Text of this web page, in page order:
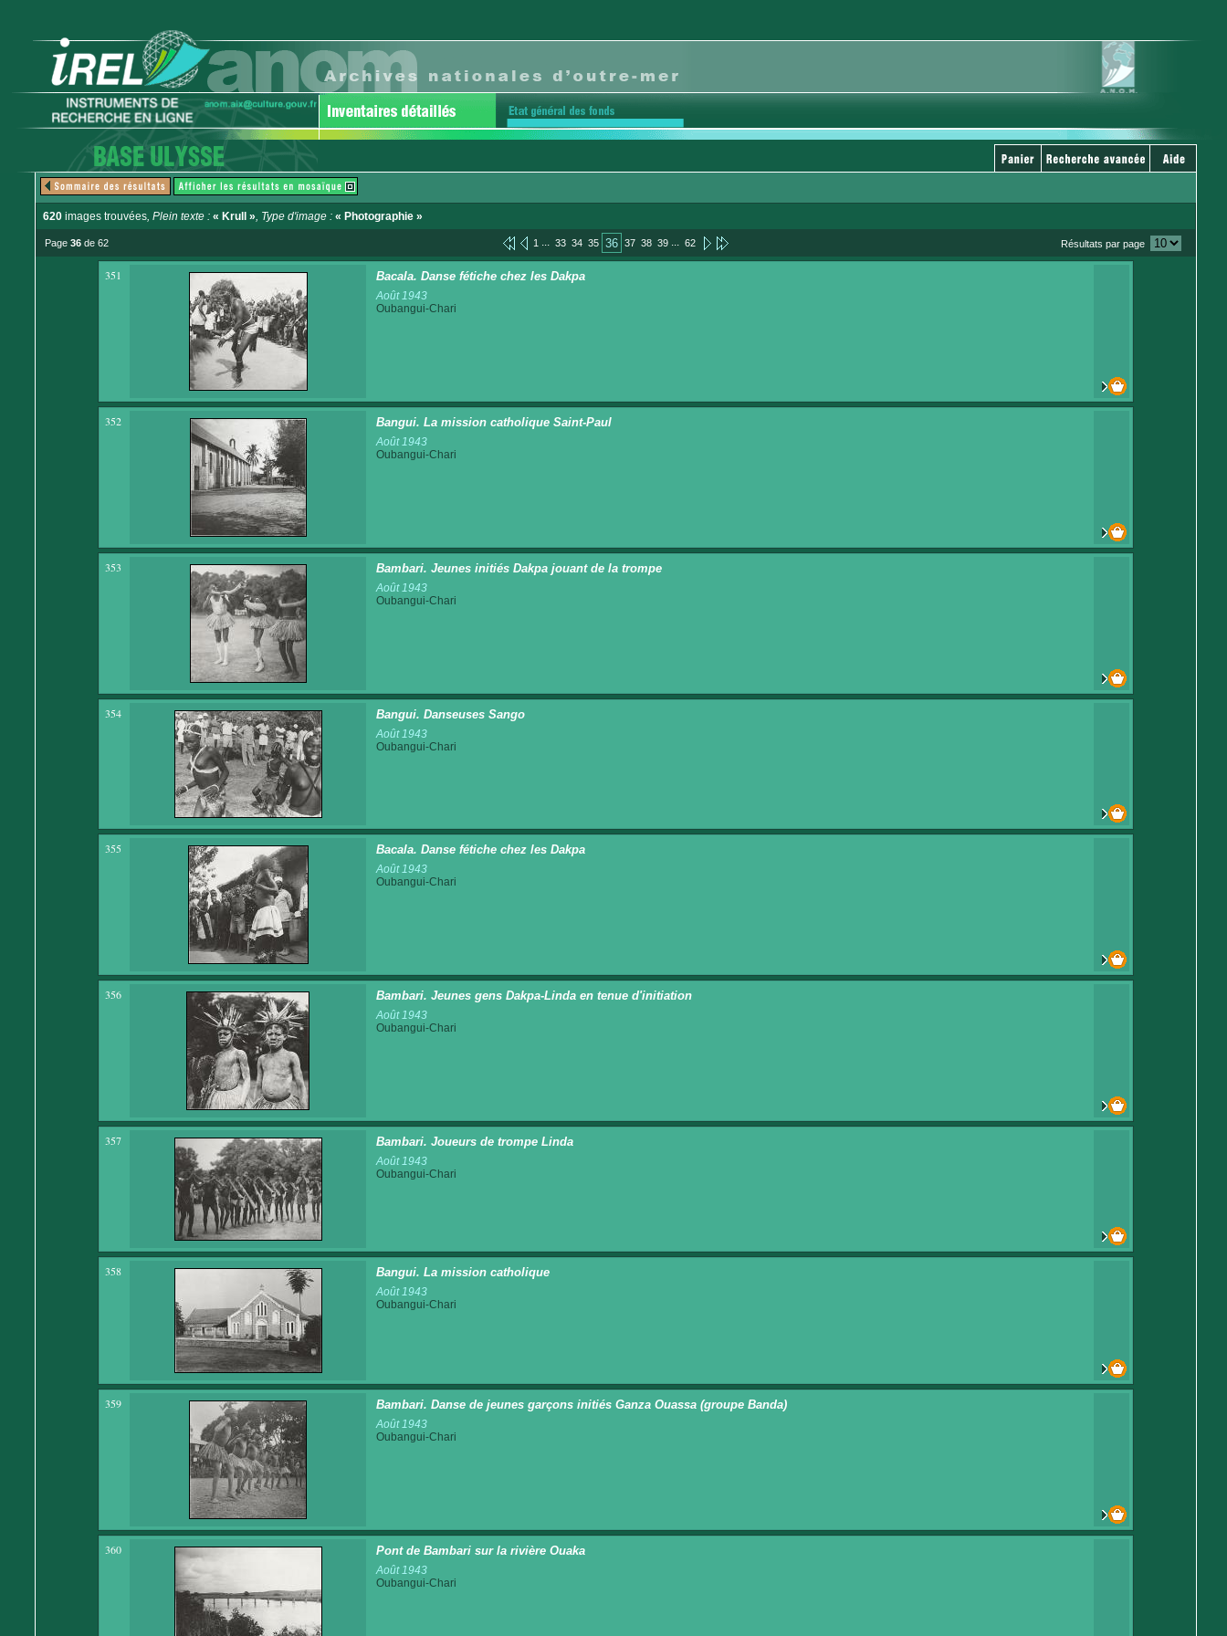
620 images trouvées, Plein texte : « Krull », Type d'image : « Photographie »
Page 36 de 62 1 ... 33 34 35 36 37 38 39 ... 62 Résultats par page
351 Bacala. Danse fétiche chez les Dakpa
Août 1943
Oubangui-Chari
352 Bangui. La mission catholique Saint-Paul
Août 1943
Oubangui-Chari
353 Bambari. Jeunes initiés Dakpa jouant de la trompe
Août 1943
Oubangui-Chari
354 Bangui. Danseuses Sango
Août 1943
Oubangui-Chari
355 Bacala. Danse fétiche chez les Dakpa
Août 1943
Oubangui-Chari
356 Bambari. Jeunes gens Dakpa-Linda en tenue d'initiation
Août 1943
Oubangui-Chari
357 Bambari. Joueurs de trompe Linda
Août 1943
Oubangui-Chari
358 Bangui. La mission catholique
Août 1943
Oubangui-Chari
359 Bambari. Danse de jeunes garçons initiés Ganza Ouassa (groupe Banda)
Août 1943
Oubangui-Chari
360 Pont de Bambari sur la rivière Ouaka
Août 1943
Oubangui-Chari